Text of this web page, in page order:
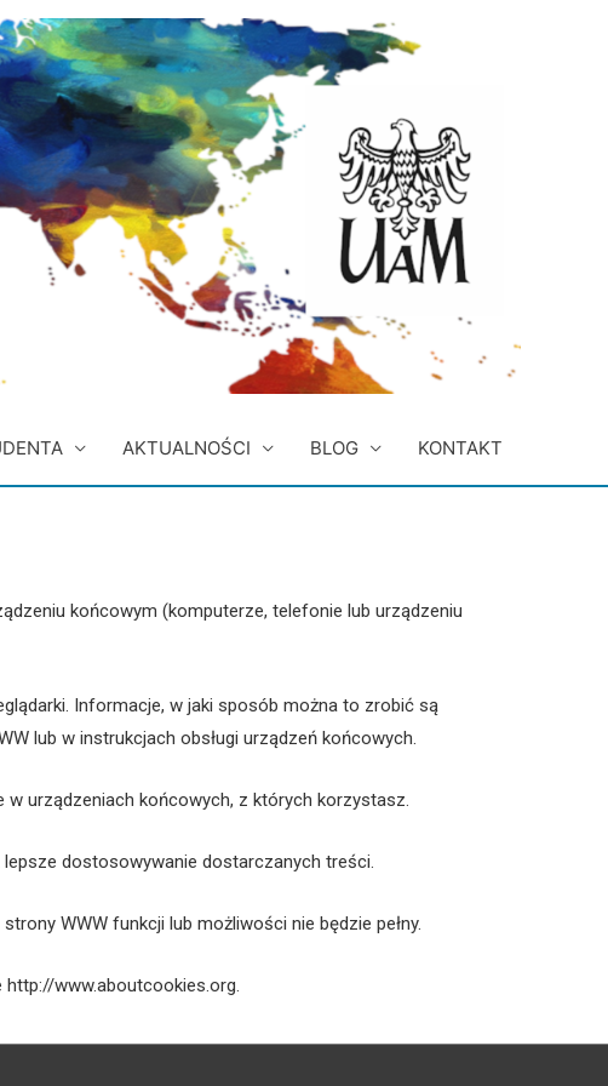
AKTUALNOŚCI BLOG KONTAKT
końcowym (komputerze, telefonie lub urządzeniu
Informacje, w jaki sposób można to zrobić są
lub w instrukcjach obsługi urządzeń końcowych.
urządzeniach końcowych, z których korzystasz.
dostosowywanie dostarczanych treści.
WWW funkcji lub możliwości nie będzie pełny.
http://www.aboutcookies.org.